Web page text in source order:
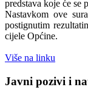
predstava koje će se
Nastavkom ove
postignutim
cijele Općine.
Više na linku
Javni pozivi i